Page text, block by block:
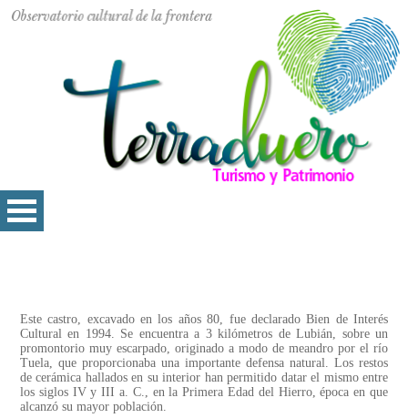
Este castro, excavado en los años 80, fue declarado Bien de Interés
Cultural en 1994. Se encuentra a 3 kilómetros de Lubián, sobre un
promontorio muy escarpado, originado a modo de meandro por el río
Tuela, que proporcionaba una importante defensa natural. Los restos
de cerámica hallados en su interior han permitido datar el mismo entre
los siglos IV y III a. C., en la Primera Edad del Hierro, época en que
alcanzó su mayor población.